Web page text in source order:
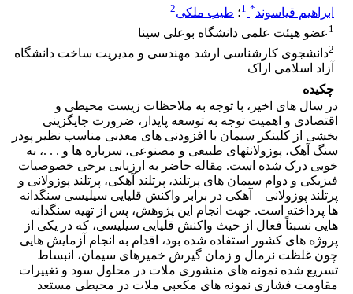
ابراهیم قیاسوند*
1؛ طیب ملکی2
1 عضو هیئت علمی دانشگاه بوعلی سینا
2دانشجوی کارشناسی ارشد مهندسی و مدیریت ساخت دانشگاه
آزاد اسلامی اراک
چکیده
در سال های اخیر، با توجه به ملاحظات زیست محیطی و
اقتصادی و اهمیت توجه به توسعه پایدار، ضرورت جایگزینی
بخشی از کلینکر سیمان با افزودنی های معدنی مناسب نظیر پودر
سنگ آهک، پوزولانئهای طبیعی و مصنوعی، سرباره ها و . . .، به
خوبی درک شده است. مقاله حاضر به ارزیابی برخی خصوصیات
فیزیکی و دوام سیمان های پرتلند، پرتلند آهکی، پرتلند پوزولانی و
پرتلند پوزولانی – آهکی در برابر واکنش قلیایی سیلیسی سنگدانه
ها پرداخته است. جهت انجام این پژوهش، پس از تهیه سنگدانه
هایی نسبتاً فعال از حیث واکنش قلیایی سیلیسی، که در یکی از
پروژه های کشور استفاده شده بود، اقدام به انجام آزمایش هایی
چون غلظت نرمال و زمان گیرش خمیرهای سیمان، انبساط
تسریع شده نمونه های منشوری ملات در محلول سود و تغییرات
مقاومت فشاری نمونه های مکعبی ملات در محیطی مستعد